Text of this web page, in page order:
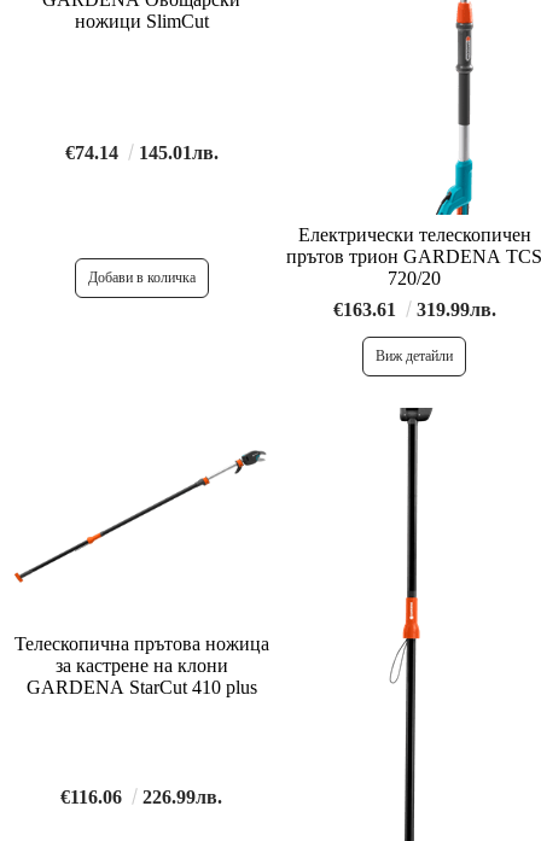
ножици SlimCut
€74.14 145.01лв.
Електрически телескопичен
прътов трион GARDENA TCS
720/20
€163.61
319.99лв.
Виж детайли
Телескопична прътова ножица
за кастрене на клони
GARDENA StarCut 410 plus
€116.06 226.99лв.